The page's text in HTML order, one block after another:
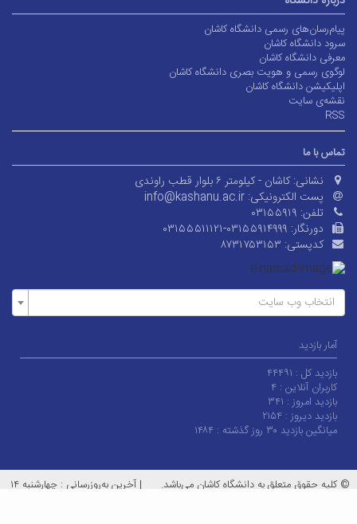
پیام‌رسان‌های رسمی دانشگاه کاشان
سرود دانشگاه کاشان
معرفی دانشگاه کاشان
لوگوی رسمی و هویت بصری دانشگاه کاشان
اپلیکیشن دانشگاه کاشان
نقشه‌ی سایت
RSS
تماس با ما
نشانی: کاشان - کیلومتر ۶ بلوار قطب راوندی
پست الکترونیکی: info@kashanu.ac.ir
تلفن: ۰۳۱۵۵۹۱۹
دورنگار: ۰۳۱۵۵۵۱۱۱۲۱-۰۳۱۵۵۹۱۴۹۹۹
کدپستی: ۸۷۳۱۷۵۳۱۵۳
انتخاب وب سایت
آمار بازدید
بازدید کل : ۴۴۴۹۱
کاربران آنلاین : ۴
بازدید امروز : ۳۴۱
بازدید دیروز : ۲۱۵۴
میانگین بازدید ۳۰ روز گذشته :
۱۴۸۴
© کلیه حقوق متعلق به دانشگاه کاشان می‌باشد. |
آخرین به‌روزرسانی : چهارشنبه ۱۴